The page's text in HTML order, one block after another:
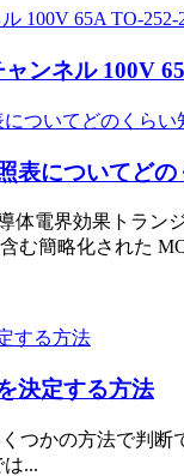
ンネル 100V
表についてど
体電界効果トラ
む簡略化された
決定する方法
つかの方法で判
...